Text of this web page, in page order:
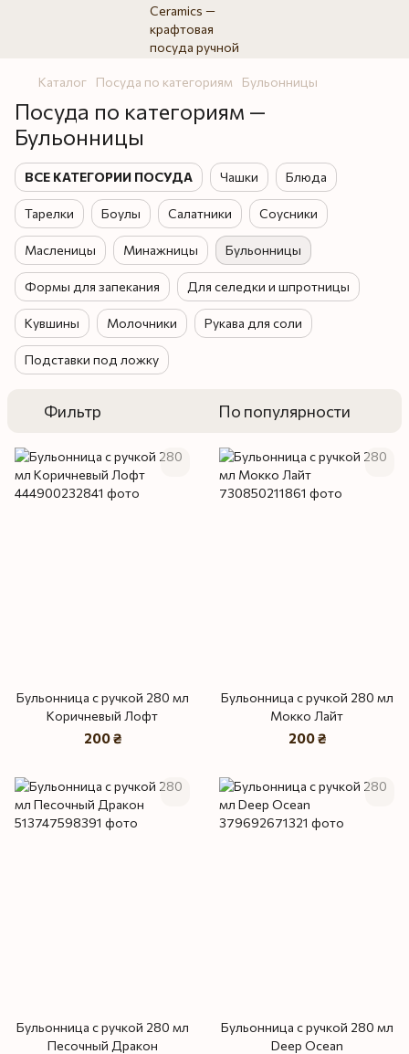
Каталог Посуда по категориям Бульонницы
Посуда по категориям —
Бульонницы
ВСЕ КАТЕГОРИИ ПОСУДА Чашки Блюда
Тарелки Боулы Салатники Соусники
Масленицы Минажницы Бульонницы
Формы для запекания Для селедки и шпротницы
Кувшины Молочники Рукава для соли
Подставки под ложку
Фильтр По популярности
Бульонница с ручкой 280 мл
Коричневый Лофт
200 ₴
Бульонница с ручкой 280 мл
Мокко Лайт
200 ₴
Бульонница с ручкой 280 мл
Песочный Дракон
Бульонница с ручкой 280 мл
Deep Ocean